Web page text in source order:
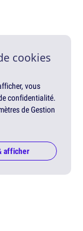
cookies
vous
confidentialité.
de Gestion
afficher